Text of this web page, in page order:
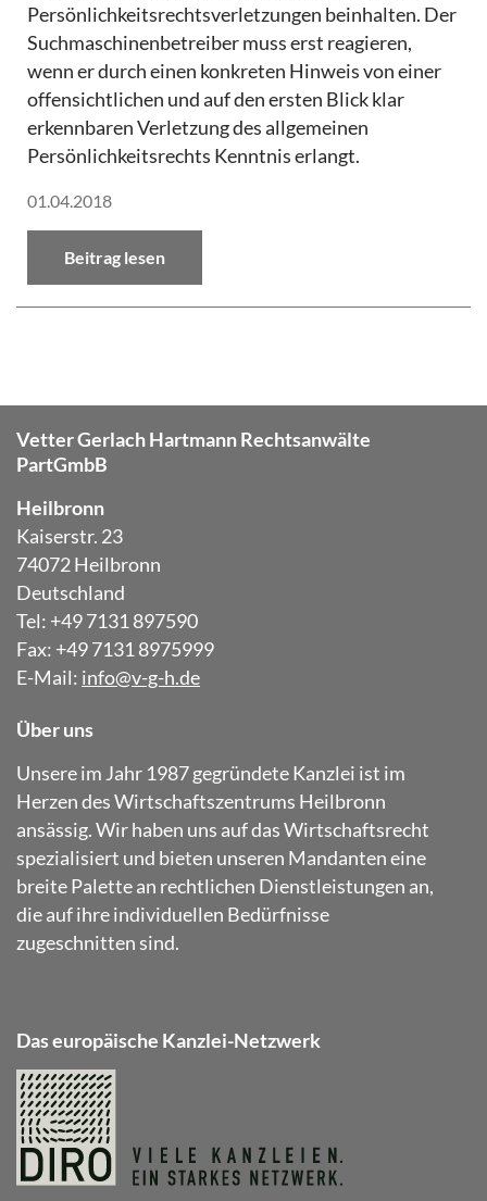
Persönlichkeitsrechtsverletzungen beinhalten. Der
Suchmaschinenbetreiber muss erst reagieren,
wenn er durch einen konkreten Hinweis von einer
offensichtlichen und auf den ersten Blick klar
erkennbaren Verletzung des allgemeinen
Persönlichkeitsrechts Kenntnis erlangt.
01.04.2018
Beitrag lesen
Vetter Gerlach Hartmann Rechtsanwälte
PartGmbB
Heilbronn
Kaiserstr. 23
74072 Heilbronn
Deutschland
Tel: +49 7131 897590
Fax: +49 7131 8975999
E-Mail: info@v-g-h.de
Über uns
Unsere im Jahr 1987 gegründete Kanzlei ist im
Herzen des Wirtschaftszentrums Heilbronn
ansässig. Wir haben uns auf das Wirtschaftsrecht
spezialisiert und bieten unseren Mandanten eine
breite Palette an rechtlichen Dienstleistungen an,
die auf ihre individuellen Bedürfnisse
zugeschnitten sind.
Das europäische Kanzlei-Netzwerk